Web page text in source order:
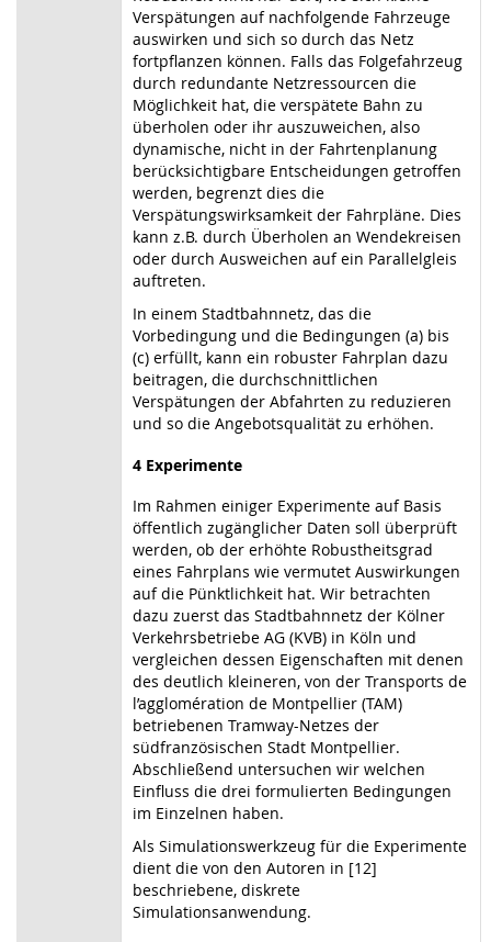
Verspätungen auf nachfolgende Fahrzeuge
auswirken und sich so durch das Netz
fortpflanzen können. Falls das Folgefahrzeug
durch redundante Netzressourcen die
Möglichkeit hat, die verspätete Bahn zu
überholen oder ihr auszuweichen, also
dynamische, nicht in der Fahrtenplanung
berücksichtigbare Entscheidungen getroffen
werden, begrenzt dies die
Verspätungswirksamkeit der Fahrpläne. Dies
kann z.B. durch Überholen an Wendekreisen
oder durch Ausweichen auf ein Parallelgleis
auftreten.
In einem Stadtbahnnetz, das die
Vorbedingung und die Bedingungen (a) bis
(c) erfüllt, kann ein robuster Fahrplan dazu
beitragen, die durchschnittlichen
Verspätungen der Abfahrten zu reduzieren
und so die Angebotsqualität zu erhöhen.
4 Experimente
Im Rahmen einiger Experimente auf Basis
öffentlich zugänglicher Daten soll überprüft
werden, ob der erhöhte Robustheitsgrad
eines Fahrplans wie vermutet Auswirkungen
auf die Pünktlichkeit hat. Wir betrachten
dazu zuerst das Stadtbahnnetz der Kölner
Verkehrsbetriebe AG (KVB) in Köln und
vergleichen dessen Eigenschaften mit denen
des deutlich kleineren, von der Transports de
l’agglomération de Montpellier (TAM)
betriebenen Tramway-Netzes der
südfranzösischen Stadt Montpellier.
Abschließend untersuchen wir welchen
Einfluss die drei formulierten Bedingungen
im Einzelnen haben.
Als Simulationswerkzeug für die Experimente
dient die von den Autoren in [12]
beschriebene, diskrete
Simulationsanwendung.